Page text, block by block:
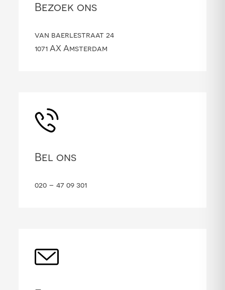
Bezoek ons
van baerlestraat 24
1071 AX Amsterdam
Bel ons
020 – 47 09 301